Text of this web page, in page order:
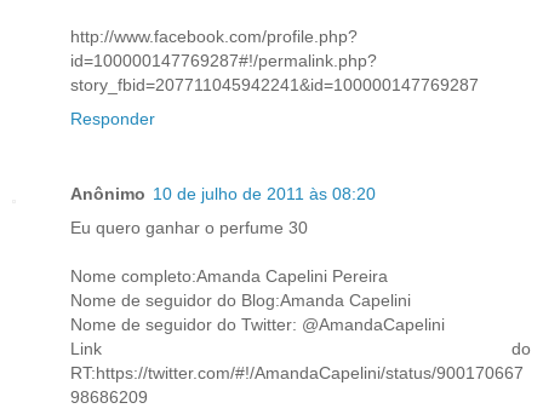
http://www.facebook.com/profile.php?
id=100000147769287#!/permalink.php?
story_fbid=207711045942241&id=100000147769287
Responder
Anônimo 10 de julho de 2011 às 08:20
Eu quero ganhar o perfume 30
Nome completo:Amanda Capelini Pereira
Nome de seguidor do Blog:Amanda Capelini
Nome de seguidor do Twitter: @AmandaCapelini
Link do
RT:https://twitter.com/#!/AmandaCapelini/status/900170667
98686209